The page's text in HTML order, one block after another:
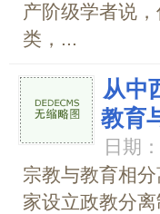
产阶级学者说
类，...
从中
教育
日期：
宗教与教育相
家设立政教分